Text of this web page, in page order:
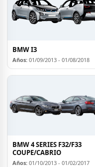
BMW I3
Años: 01/09/2013 - 01/08/2018
BMW 4 SERIES F32/F33
COUPE/CABRIO
Años: 01/10/2013 - 01/02/2017